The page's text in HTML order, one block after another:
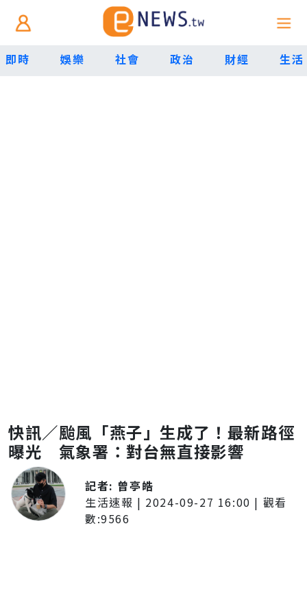
即時 娛樂 社會 政治 財經 生活
快訊／颱風「燕子」生成了！最新路徑
曝光 氣象署：對台無直接影響
記者: 曾亭皓
生活速報 | 2024-09-27 16:00 | 觀看
數:9566